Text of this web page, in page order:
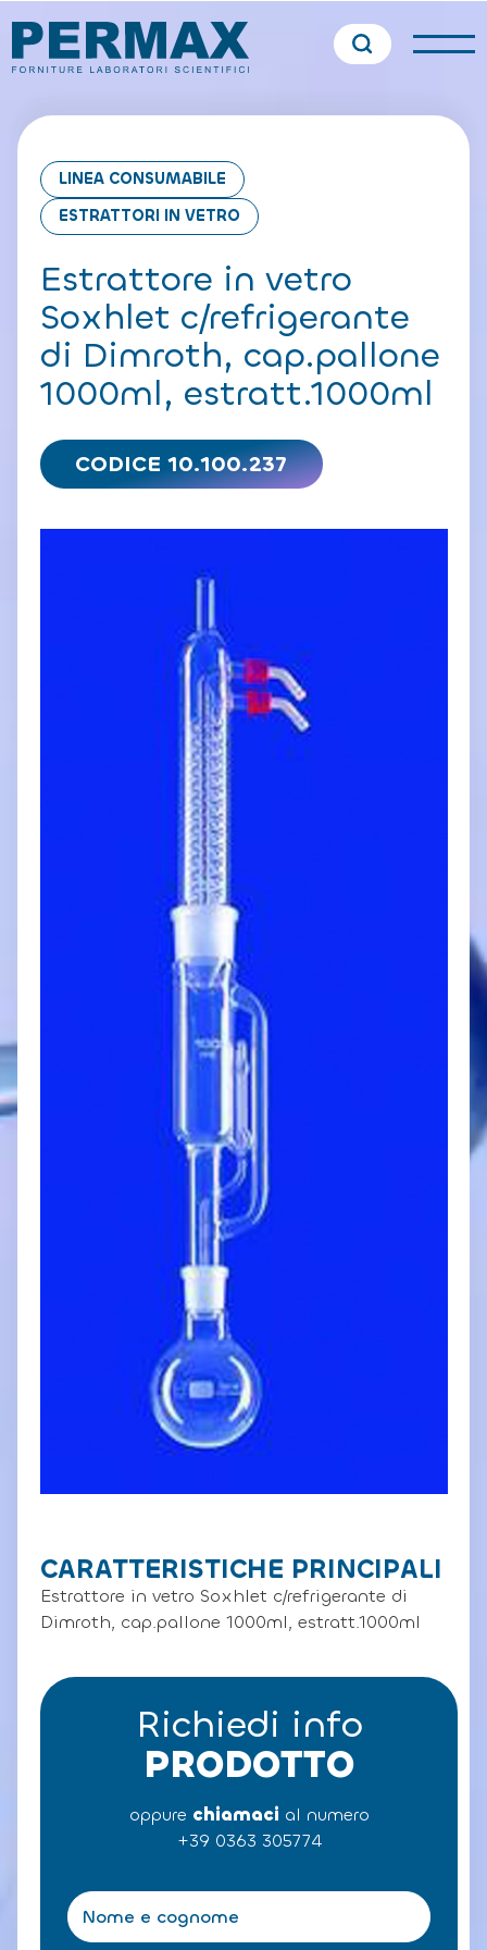
LINEA CONSUMABILE
ESTRATTORI IN VETRO
Estrattore in vetro
Soxhlet c/refrigerante
di Dimroth, cap.pallone
1000ml, estratt.1000ml
CODICE 10.100.237
CARATTERISTICHE PRINCIPALI
Estrattore in vetro Soxhlet c/refrigerante di
Dimroth, cap.pallone 1000ml, estratt.1000ml
Richiedi info
PRODOTTO
oppure chiamaci al numero
+39 0363 305774
N
o
m